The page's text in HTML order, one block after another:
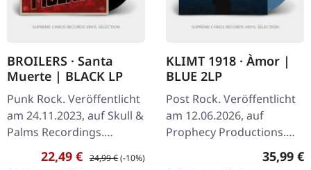
BROILERS · Santa
Muerte | BLACK LP
Punk Rock. Veröffentlicht
am 24.11.2023, auf Skull &
Palms Recordings.
Schwarzes Vinyl. 2011
erschien »Santa Muerte«,
Verkaufspreis:
22,49 € Regulärer Preis:
24,99 €(-10%)
KLIMT 1918 · Àmor |
BLUE 2LP
Post Rock. Veröffentlicht
am 12.06.2026, auf
Prophecy Productions.
Blaues Vinyl im Gatefold-
Cover mit Insert, Ätzung
35,99 €